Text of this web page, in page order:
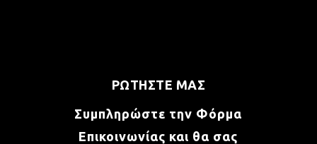
ΡΩΤΗΣΤΕ ΜΑΣ
Συμπληρώστε την Φόρμα
Επικοινωνίας και θα σας